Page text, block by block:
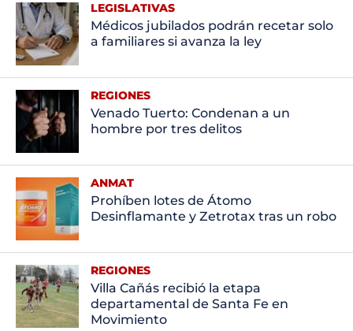
LEGISLATIVAS
Médicos jubilados podrán recetar solo
a familiares si avanza la ley
REGIONES
Venado Tuerto: Condenan a un
hombre por tres delitos
ANMAT
Prohíben lotes de Átomo
Desinflamante y Zetrotax tras un robo
REGIONES
Villa Cañás recibió la etapa
departamental de Santa Fe en
Movimiento